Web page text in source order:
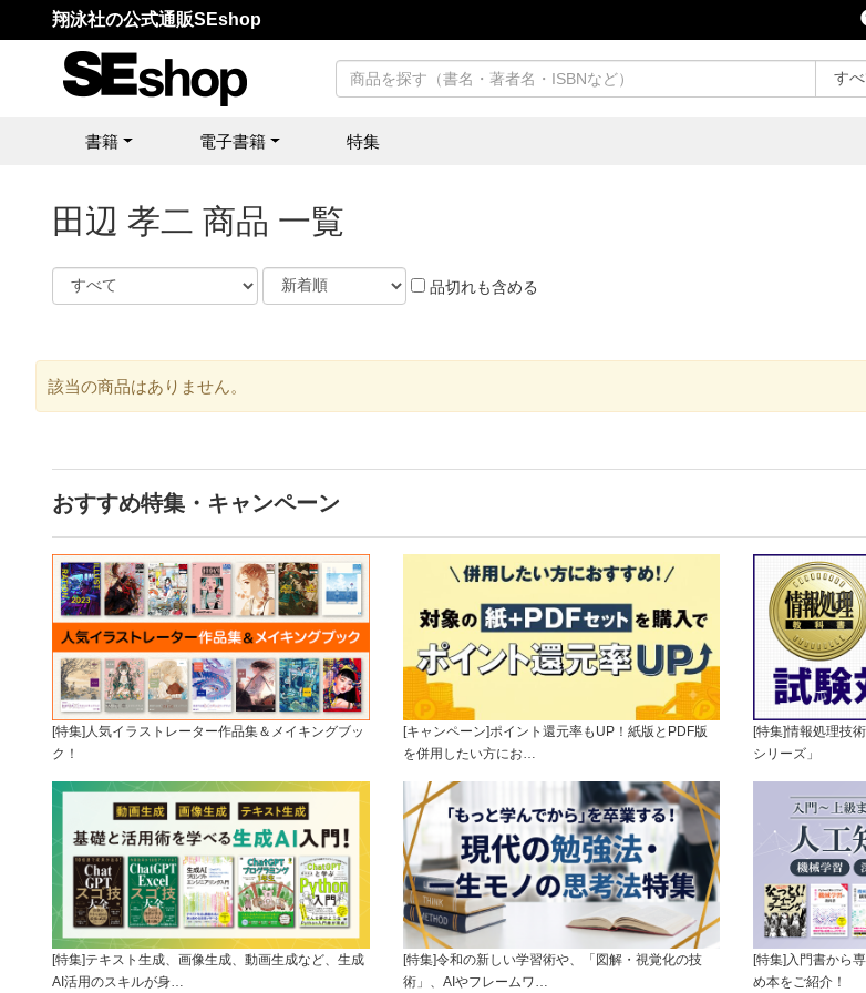
翔泳社の公式通販SEshop
書籍 電子書籍 特集
田辺 孝二 商品 一覧
品切れも含める
該当の商品はありません。
おすすめ特集・キャンペーン
[特集]人気イラストレーター作品集＆メイキングブッ
ク！
[キャンペーン]ポイント還元率もUP！紙版とPDF版
を併用したい方にお…
[特集]情報処理技
シリーズ」
[特集]テキスト生成、画像生成、動画生成など、生成
AI活用のスキルが身…
[特集]令和の新しい学習術や、「図解・視覚化の技
術」、AIやフレームワ…
[特集]入門書から
め本をご紹介！